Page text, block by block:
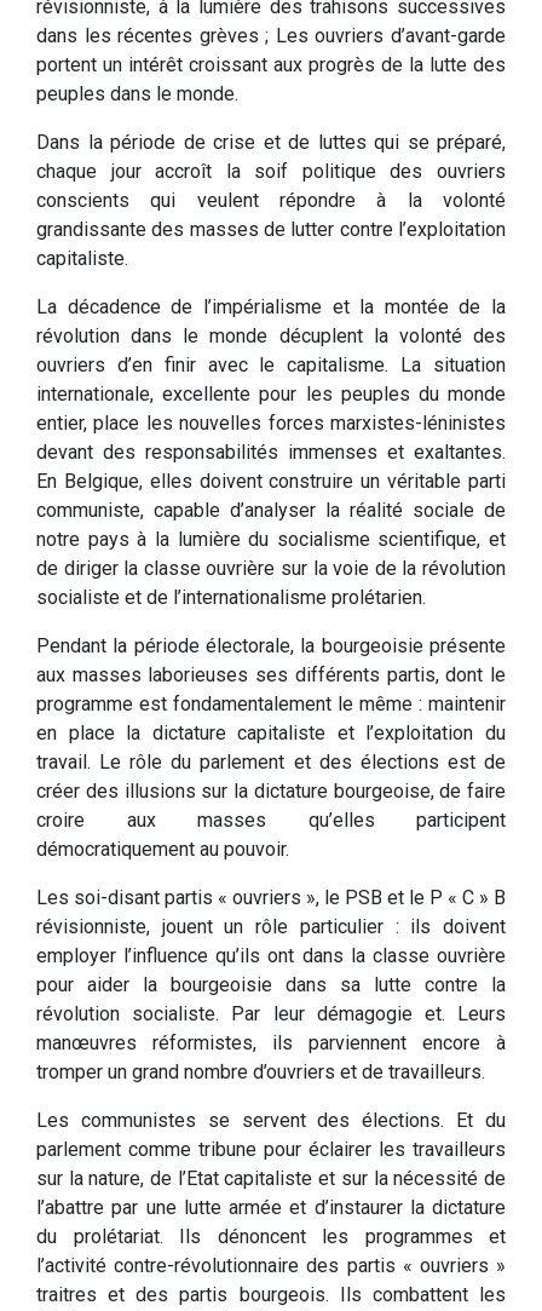
révisionniste, à la lumière des trahisons successives
dans les récentes grèves ; Les ouvriers d’avant-garde
portent un intérêt croissant aux progrès de la lutte des
peuples dans le monde.
Dans la période de crise et de luttes qui se préparé,
chaque jour accroît la soif politique des ouvriers
conscients qui veulent répondre à la volonté
grandissante des masses de lutter contre l’exploitation
capitaliste.
La décadence de l’impérialisme et la montée de la
révolution dans le monde décuplent la volonté des
ouvriers d’en finir avec le capitalisme. La situation
internationale, excellente pour les peuples du monde
entier, place les nouvelles forces marxistes-léninistes
devant des responsabilités immenses et exaltantes.
En Belgique, elles doivent construire un véritable parti
communiste, capable d’analyser la réalité sociale de
notre pays à la lumière du socialisme scientifique, et
de diriger la classe ouvrière sur la voie de la révolution
socialiste et de l’internationalisme prolétarien.
Pendant la période électorale, la bourgeoisie présente
aux masses laborieuses ses différents partis, dont le
programme est fondamentalement le même : maintenir
en place la dictature capitaliste et l’exploitation du
travail. Le rôle du parlement et des élections est de
créer des illusions sur la dictature bourgeoise, de faire
croire aux masses qu’elles participent
démocratiquement au pouvoir.
Les soi-disant partis « ouvriers », le PSB et le P « C » B
révisionniste, jouent un rôle particulier : ils doivent
employer l’influence qu’ils ont dans la classe ouvrière
pour aider la bourgeoisie dans sa lutte contre la
révolution socialiste. Par leur démagogie et. Leurs
manœuvres réformistes, ils parviennent encore à
tromper un grand nombre d’ouvriers et de travailleurs.
Les communistes se servent des élections. Et du
parlement comme tribune pour éclairer les travailleurs
sur la nature, de l’Etat capitaliste et sur la nécessité de
l’abattre par une lutte armée et d’instaurer la dictature
du prolétariat. Ils dénoncent les programmes et
l’activité contre-révolutionnaire des partis « ouvriers »
traitres et des partis bourgeois. Ils combattent les